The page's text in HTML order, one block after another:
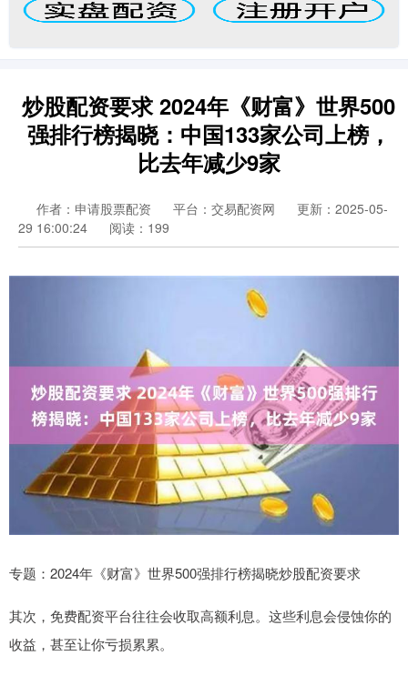
炒股配资要求 2024年《财富》世界500
强排行榜揭晓：中国133家公司上榜，
比去年减少9家
作者：申请股票配资 平台：交易配资网
更新：2025-05-
29 16:00:24
阅读：199
专题：2024年《财富》世界500强排行榜揭晓炒股配资要求
其次，免费配资平台往往会收取高额利息。这些利息会侵蚀你的
收益，甚至让你亏损累累。